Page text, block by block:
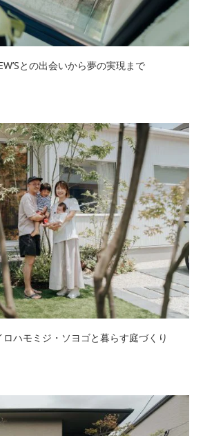
との出会いから夢の実現まで
ハモミジ・ソヨゴと暮らす庭づくり